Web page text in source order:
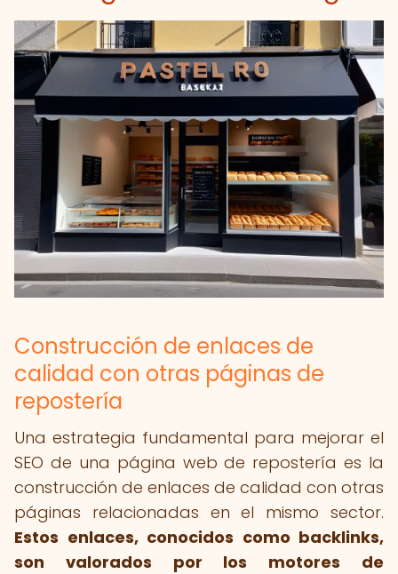
Construcción de enlaces de
calidad con otras páginas de
repostería
Una estrategia fundamental para mejorar el
SEO de una página web de repostería es la
construcción de enlaces de calidad con otras
páginas relacionadas en el mismo sector.
Estos enlaces, conocidos como backlinks,
son valorados por los motores de